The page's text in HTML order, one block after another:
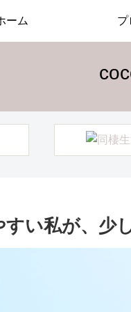
ーム プ
い私が、少